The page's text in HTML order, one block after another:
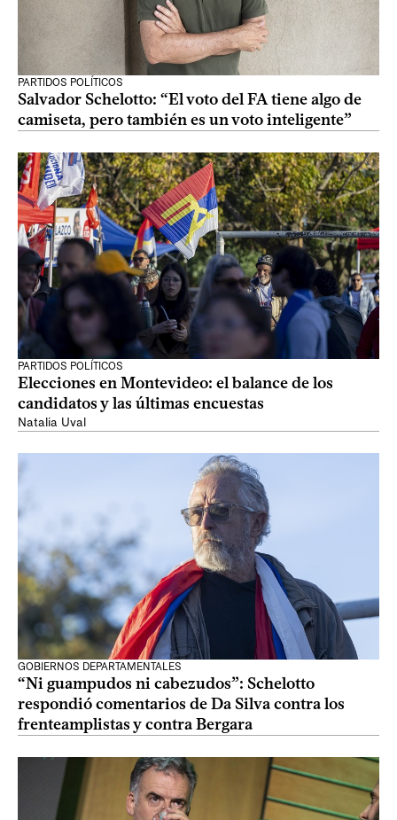
PARTIDOS POLÍTICOS
Salvador Schelotto: “El voto del FA tiene algo de
camiseta, pero también es un voto inteligente”
PARTIDOS POLÍTICOS
Elecciones en Montevideo: el balance de los
candidatos y las últimas encuestas
Natalia Uval
GOBIERNOS DEPARTAMENTALES
“Ni guampudos ni cabezudos”: Schelotto
respondió comentarios de Da Silva contra los
frenteamplistas y contra Bergara